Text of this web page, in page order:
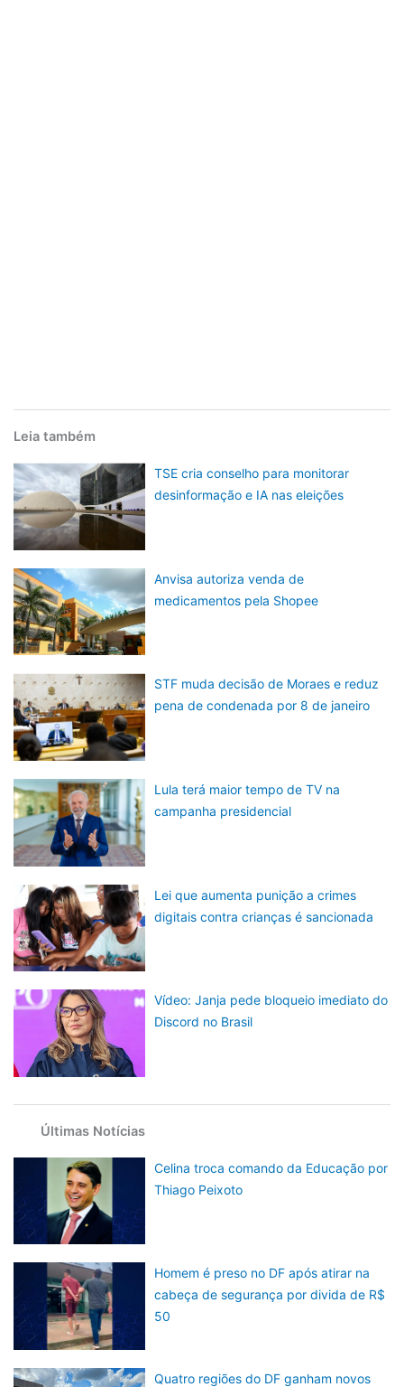
Leia também
TSE cria conselho para monitorar
desinformação e IA nas eleições
Anvisa autoriza venda de
medicamentos pela Shopee
STF muda decisão de Moraes e reduz
pena de condenada por 8 de janeiro
Lula terá maior tempo de TV na
campanha presidencial
Lei que aumenta punição a crimes
digitais contra crianças é sancionada
Vídeo: Janja pede bloqueio imediato do
Discord no Brasil
Últimas Notícias
Celina troca comando da Educação por
Thiago Peixoto
Homem é preso no DF após atirar na
cabeça de segurança por divida de R$
50
Quatro regiões do DF ganham novos